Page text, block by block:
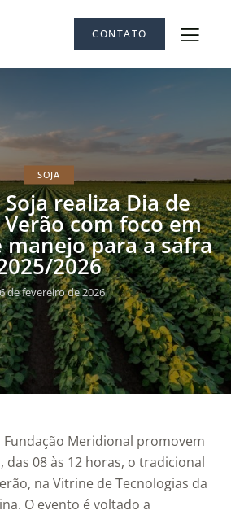
CONTATO
SOJA
realiza Dia de
com foco em
para a safra
2026
de fevereiro de 2026
Fundação Meridional promovem
das 08 às 12 horas, o tradicional
na Vitrine de Tecnologias da
O evento é voltado a